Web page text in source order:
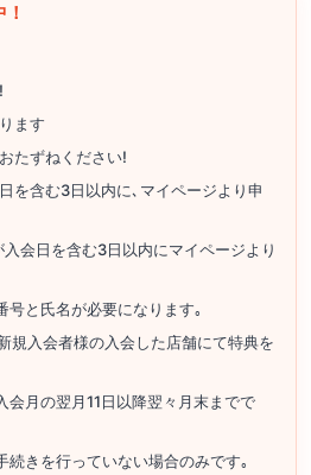
ます
たずねください!
を含む3日以内に､マイページより申
会日を含む3日以内にマイページより
と氏名が必要になります｡
入会者様の入会した店舗にて特典を
会月の翌月11日以降翌々月末までで
きを行っていない場合のみです｡